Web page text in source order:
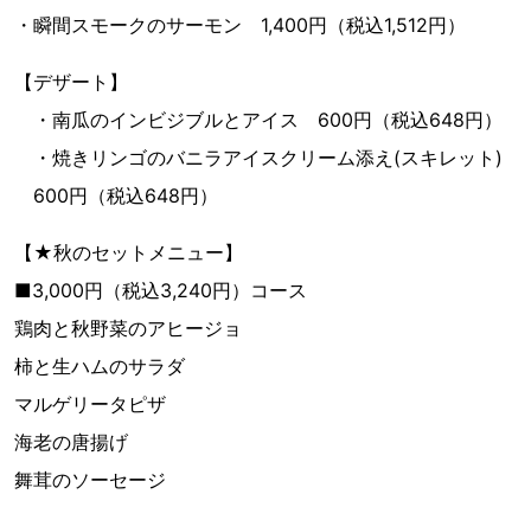
・瞬間スモークのサーモン 1,400円（税込1,512円）
【デザート】
・南瓜のインビジブルとアイス 600円（税込648円）
・焼きリンゴのバニラアイスクリーム添え(スキレット)
600円（税込648円）
【★秋のセットメニュー】
■3,000円（税込3,240円）コース
鶏肉と秋野菜のアヒージョ
柿と生ハムのサラダ
マルゲリータピザ
海老の唐揚げ
舞茸のソーセージ